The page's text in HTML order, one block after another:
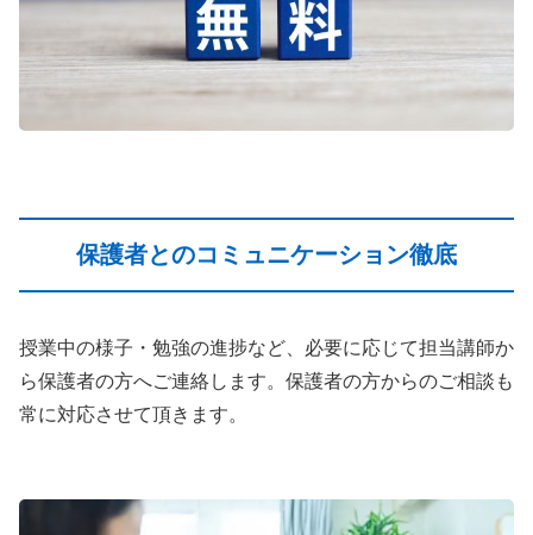
保護者とのコミュニケーション徹底
授業中の様子・勉強の進捗など、必要に応じて担当講師か
ら保護者の方へご連絡します。保護者の方からのご相談も
常に対応させて頂きます。